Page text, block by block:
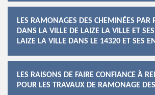
LES RAMONAGES DES CHEMINÉES PAR
DANS LA VILLE DE LAIZE LA VILLE ET
LAIZE LA VILLE DANS LE 14320 ET SES
LES RAISONS DE FAIRE CONFIANCE À
POUR LES TRAVAUX DE RAMONAGE